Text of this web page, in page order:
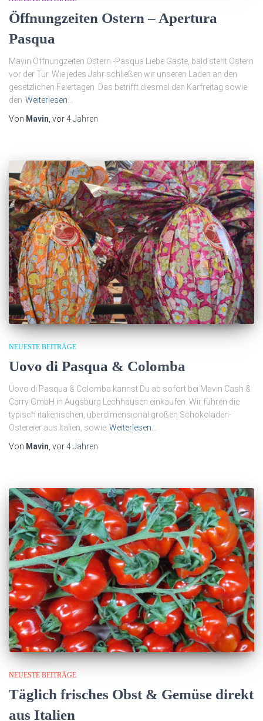
Öffnungzeiten Ostern – Apertura
Pasqua
Mavin Öffnungzeiten Ostern -Pasqua Liebe Gäste, bald steht Ostern
vor der Tür. Wie jedes Jahr schließen wir unseren Laden an den
gesetzlichen Feiertagen. Das betrifft diesmal den Karfreitag sowie
den Weiterlesen…
Von Mavin , vor4 Jahren
NEUESTE BEITRÄGE
Uovo di Pasqua & Colomba
Uovo di Pasqua & Colomba kannst Du ab sofort bei Mavin Cash &
Carry GmbH in Augsburg Lechhausen einkaufen. Wir führen die
typisch italienischen, überdimensional großen Schokoladen-
Ostereier aus Italien, sowie Weiterlesen…
Von Mavin, vor4 Jahren
NEUESTE BEITRÄGE
Täglich frisches Obst & Gemüse direkt
aus Italien